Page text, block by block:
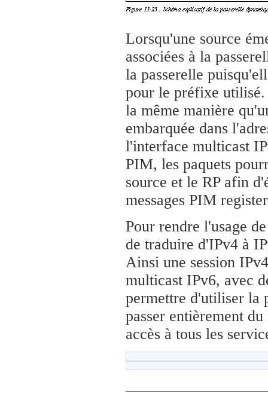
Lorsqu'une source
associées à la
la passerelle
pour le préfixe utilisé.
la même manière
embarquée dans
l'interface multicast
PIM, les paquets
source et le RP afin
messages PIM
Pour rendre l'usage
de traduire d'IPv4 à
Ainsi une session
multicast IPv6, avec
permettre d'utiliser la
passer entièrement
accès à tous les